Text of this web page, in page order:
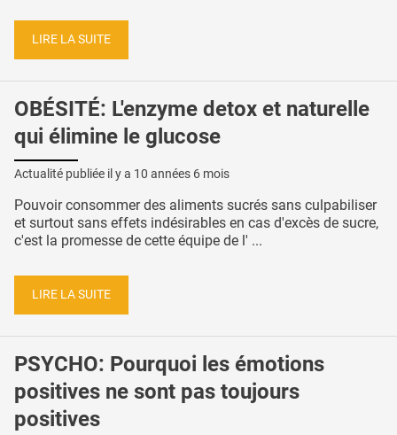
LIRE LA SUITE
OBÉSITÉ: L'enzyme detox et naturelle
qui élimine le glucose
Actualité publiée il y a 10 années 6 mois
Pouvoir consommer des aliments sucrés sans culpabiliser
et surtout sans effets indésirables en cas d'excès de sucre,
c'est la promesse de cette équipe de l' ...
LIRE LA SUITE
PSYCHO: Pourquoi les émotions
positives ne sont pas toujours
positives